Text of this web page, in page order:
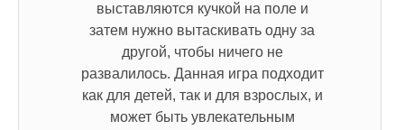
выставляются кучкой на поле и
затем нужно вытаскивать одну за
другой, чтобы ничего не
развалилось. Данная игра подходит
как для детей, так и для взрослых, и
может быть увлекательным